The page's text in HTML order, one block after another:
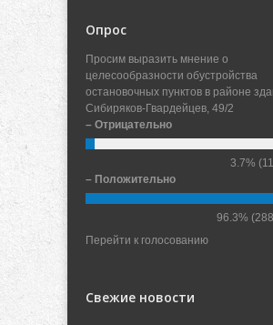
Опрос
Просим выразить мнение о
целесообразности обустройства
остановочных пунктов в районе
Сибиряков-Гвардейцев, 49/2
– Отрицательно
3.7%
– Положительно
96.3%
Перейти к голосованию
Свежие новости